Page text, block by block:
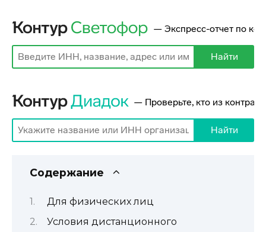
Содержание
Для физических лиц
Условия дистанционного